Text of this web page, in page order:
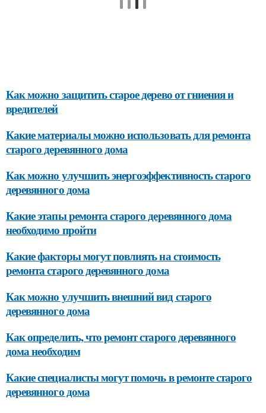
Как можно защитить старое дерево от гниения и
вредителей
Какие материалы можно использовать для ремонта
старого деревянного дома
Как можно улучшить энергоэффективность старого
деревянного дома
Какие этапы ремонта старого деревянного дома
необходимо пройти
Какие факторы могут повлиять на стоимость
ремонта старого деревянного дома
Как можно улучшить внешний вид старого
деревянного дома
Как определить, что ремонт старого деревянного
дома необходим
Какие специалисты могут помочь в ремонте старого
деревянного дома